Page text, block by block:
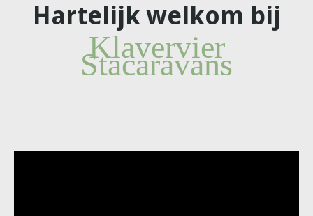
Hartelijk welkom bij
Klavervier
Stacaravans